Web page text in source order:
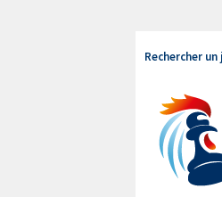
Rechercher un